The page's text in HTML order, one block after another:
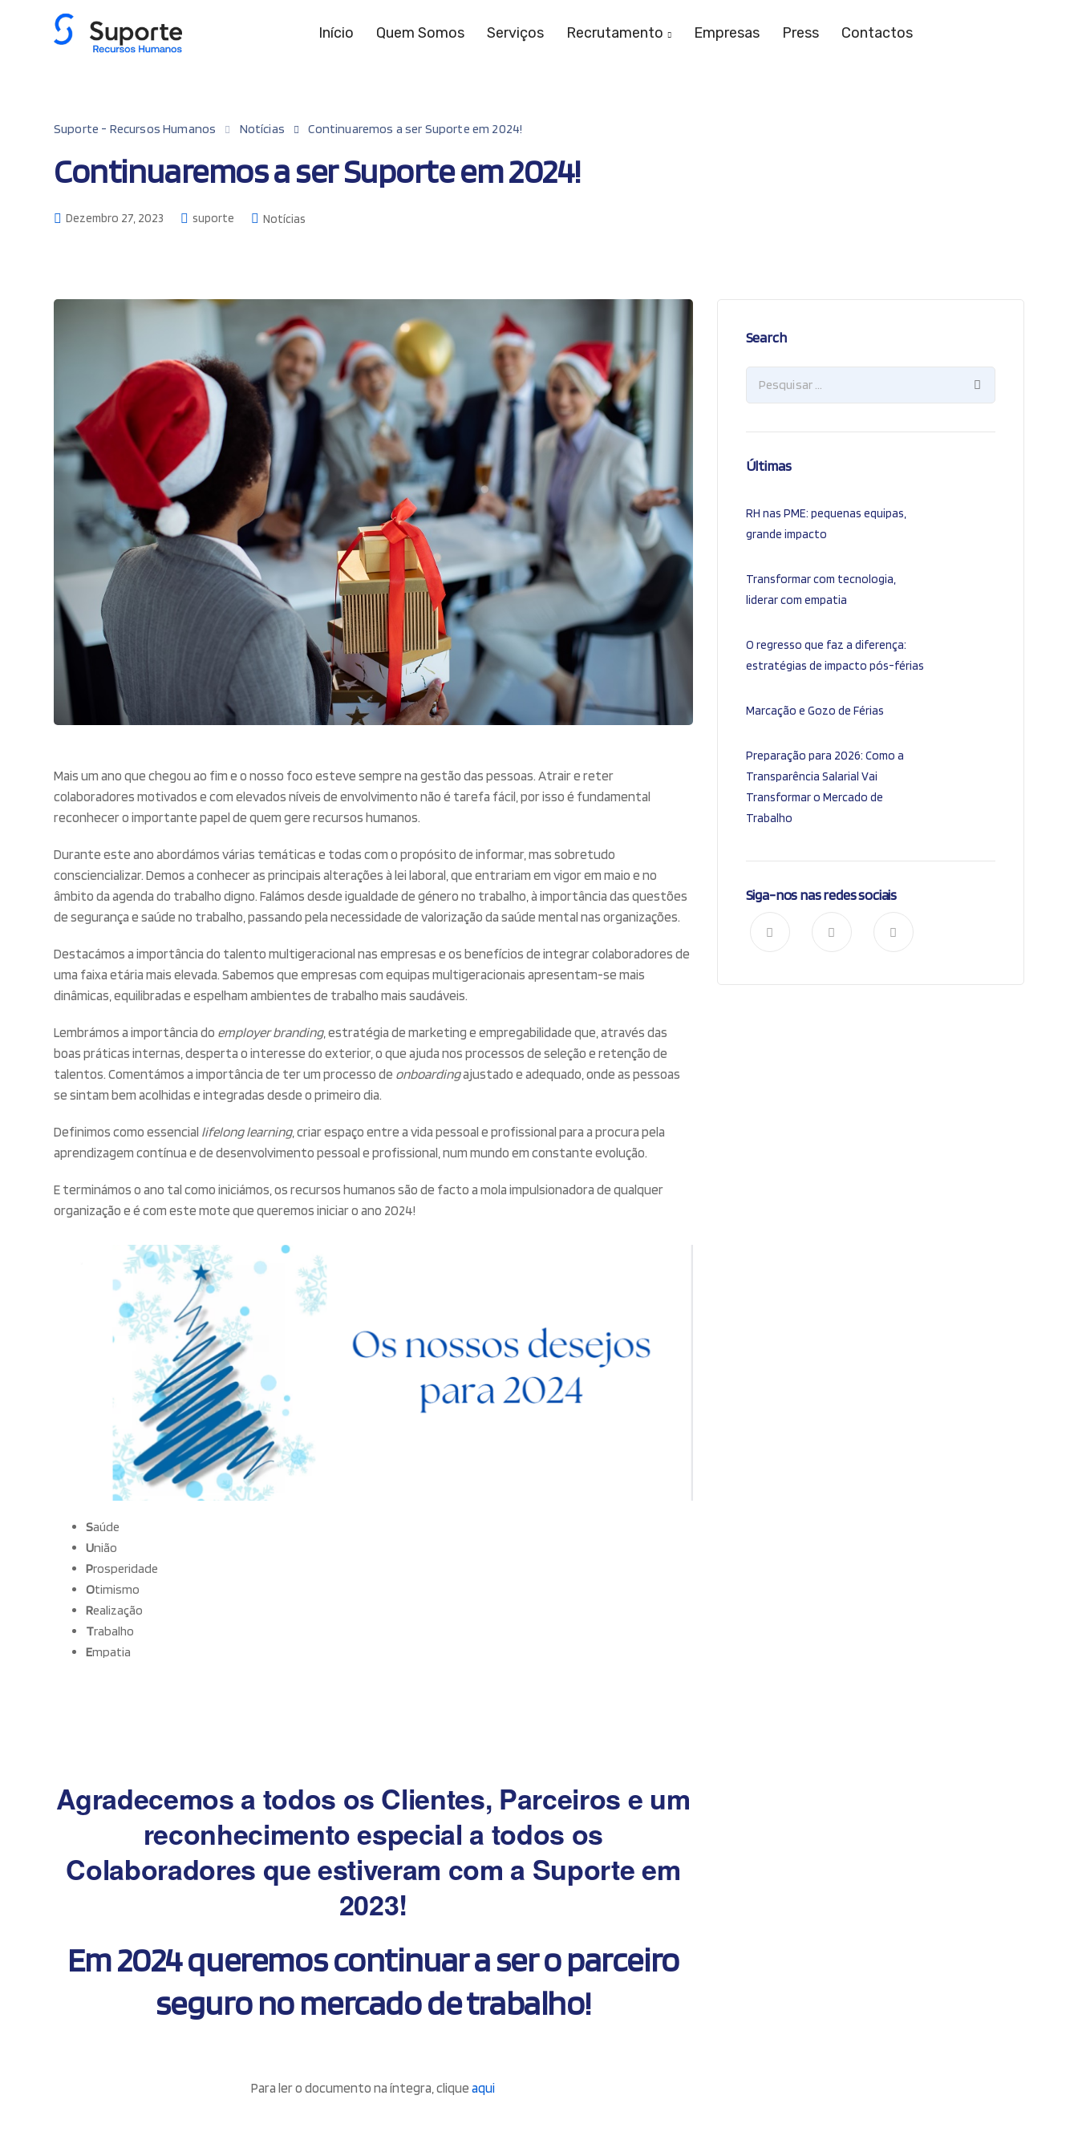
Início Quem Somos Serviços Recrutamento Empresas Press Contactos
Suporte - Recursos Humanos Notícias Continuaremos a ser Suporte em 2024!
Continuaremos a ser Suporte em 2024!
Dezembro 27, 2023 suporte Notícias
Mais um ano que chegou ao fim e o nosso foco esteve sempre na gestão das pessoas. Atrair e reter
colaboradores motivados e com elevados níveis de envolvimento não é tarefa fácil, por isso é fundamental
reconhecer o importante papel de quem gere recursos humanos.
Durante este ano abordámos várias temáticas e todas com o propósito de informar, mas sobretudo
consciencializar. Demos a conhecer as principais alterações à lei laboral, que entrariam em vigor em maio e no
âmbito da agenda do trabalho digno. Falámos desde igualdade de género no trabalho, à importância das questões
de segurança e saúde no trabalho, passando pela necessidade de valorização da saúde mental nas organizações.
Destacámos a importância do talento multigeracional nas empresas e os benefícios de integrar colaboradores de
uma faixa etária mais elevada. Sabemos que empresas com equipas multigeracionais apresentam-se mais
dinâmicas, equilibradas e espelham ambientes de trabalho mais saudáveis.
Lembrámos a importância do employer branding, estratégia de marketing e empregabilidade que, através das
boas práticas internas, desperta o interesse do exterior, o que ajuda nos processos de seleção e retenção de
talentos. Comentámos a importância de ter um processo de onboardingajustado e adequado, onde as pessoas
se sintam bem acolhidas e integradas desde o primeiro dia.
Definimos como essencial lifelong learning, criar espaço entre a vida pessoal e profissional para a procura pela
aprendizagem contínua e de desenvolvimento pessoal e profissional, num mundo em constante evolução.
E terminámos o ano tal como iniciámos, os recursos humanos são de facto a mola impulsionadora de qualquer
organização e é com este mote que queremos iniciar o ano 2024!
Saúde
União
Prosperidade
Otimismo
Realização
Trabalho
Empatia
Agradecemos a todos os Clientes, Parceiros e um
reconhecimento especial a todos os
Colaboradores que estiveram com a Suporte em
2023!
Em 2024 queremos continuar a ser o parceiro
seguro no mercado de trabalho!
Para ler o documento na íntegra, cliqueaqui
Search
Últimas
RH nas PME: pequenas equipas,
grande impacto
Transformar com tecnologia,
liderar com empatia
O regresso que faz a diferença:
estratégias de impacto pós-férias
Marcação e Gozo de Férias
Preparação para 2026: Como a
Transparência Salarial Vai
Transformar o Mercado de
Trabalho
Siga-nos nas redes sociais